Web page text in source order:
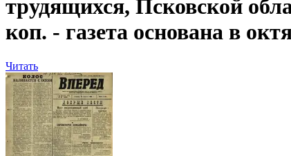
трудящихся, Псковской
коп. - газета основана в
Читать